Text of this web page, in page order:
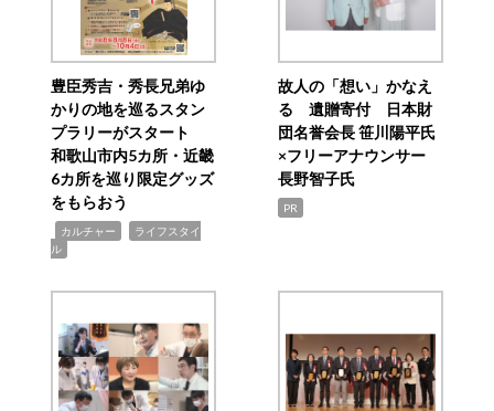
豊臣秀吉・秀長兄弟ゆ
かりの地を巡るスタン
プラリーがスタート
和歌山市内5カ所・近畿
6カ所を巡り限定グッズ
をもらおう
カルチャー
ライフスタイ
ル
故人の「想い」かなえ
る 遺贈寄付 日本財
団名誉会長 笹川陽平氏
×フリーアナウンサー
長野智子氏
PR